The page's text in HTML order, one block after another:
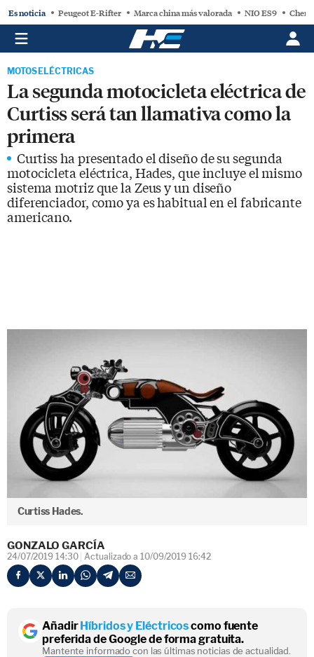
Es noticia Peugeot E-Rifter Marca china más valorada NIO ES9 Chery
MOTOS ELÉCTRICAS
La segunda motocicleta eléctrica de
Curtiss será tan llamativa como la
primera
Curtiss ha presentado el diseño de su segunda
motocicleta eléctrica, Hades, que incluye el mismo
sistema motriz que la Zeus y un diseño
diferenciador, como ya es habitual en el fabricante
americano.
Curtiss Hades.
GONZALO GARCÍA
24/07/2019 14:30 Actualizado a 10/09/2019 16:42
AñadirHíbridos y Eléctricoscomo fuente
preferida de Google de forma gratuita.
Mantente informado con las últimas noticias de actualidad.